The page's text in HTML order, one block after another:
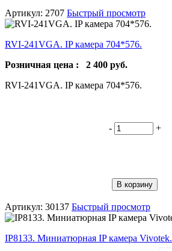
Артикул: 2707 Быстрый просмотр
RVI-241VGA. IP камера 704*576.
Розничная цена : 2 400 руб.
RVI-241VGA. IP камера 704*576.
- +
В корзину
Артикул: 30137 Быстрый просмотр
IP8133. Миниатюрная IP камера Vivotek.